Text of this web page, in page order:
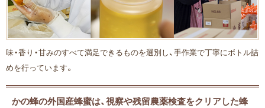
味・香り・甘みのすべて満足できるものを選別し、手作業で丁寧にボトル詰
めを行っています。
かの蜂の外国産蜂蜜は、視察や残留農薬検査をクリアした蜂